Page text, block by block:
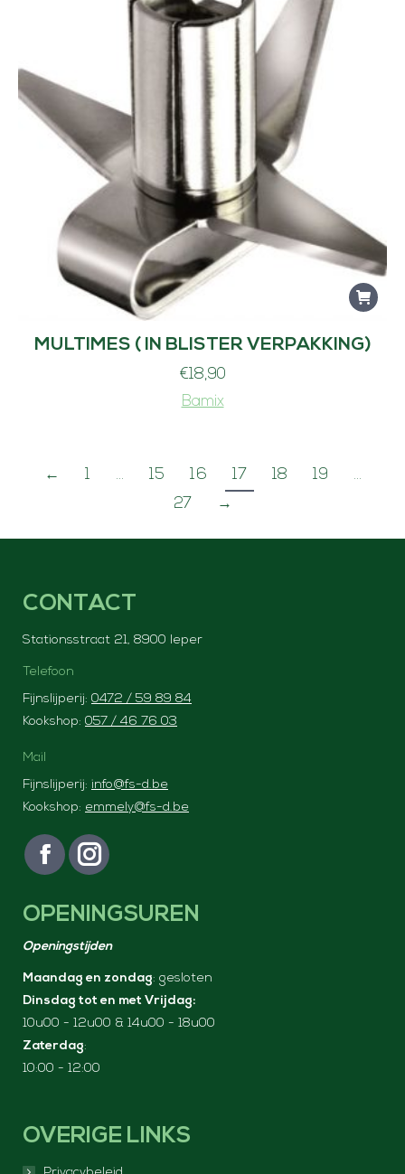
MULTIMES ( IN BLISTER VERPAKKING)
€18,90
Bamix
← 1 … 15 16 17 18 19
…
27
→
CONTACT
Stationsstraat 21, 8900 Ieper
Telefoon
Fijnslijperij: 0472 / 59 89 84
Kookshop: 057 / 46 76 03
Mail
Fijnslijperij: info@fs-d.be
Kookshop: emmely@fs-d.be
Vind ons op:
F
c
o
o
k
p
a
o
p
I
g
r
a
p
e
o
OPENINGSUREN
Openingstijden
Maandag en zondag: gesloten
Dinsdag tot en met Vrijdag:
10u00 - 12u00 & 14u00 - 18u00
Zaterdag:
10:00 - 12:00
OVERIGE LINKS